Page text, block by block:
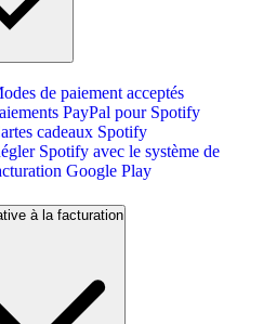
de paiement acceptés
PayPal pour Spotify
cadeaux Spotify
Spotify avec le système de
Google Play
à la facturation